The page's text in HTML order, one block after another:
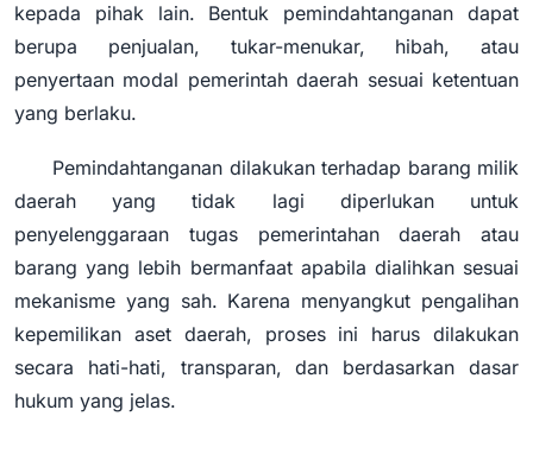
kepada pihak lain. Bentuk pemindahtanganan dapat
berupa penjualan, tukar-menukar, hibah, atau
penyertaan modal pemerintah daerah sesuai ketentuan
yang berlaku.
Pemindahtanganan dilakukan terhadap barang milik
daerah yang tidak lagi diperlukan untuk
penyelenggaraan tugas pemerintahan daerah atau
barang yang lebih bermanfaat apabila dialihkan sesuai
mekanisme yang sah. Karena menyangkut pengalihan
kepemilikan aset daerah, proses ini harus dilakukan
secara hati-hati, transparan, dan berdasarkan dasar
hukum yang jelas.